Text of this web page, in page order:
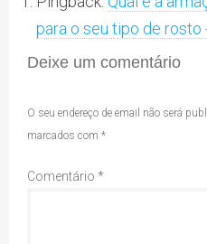
para o seu tipo de rosto
Deixe um comentário
O seu endereço de email não será
marcados com *
Comentário *